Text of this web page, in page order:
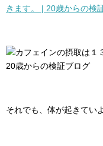
きます。 | 20歳からの検
それでも、体が起きてい